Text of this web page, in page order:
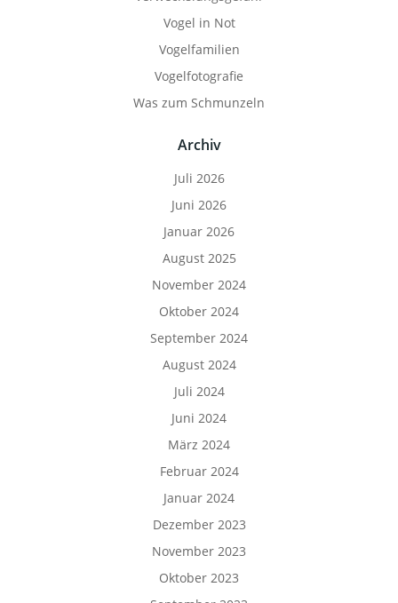
Vogel in Not
Vogelfamilien
Vogelfotografie
Was zum Schmunzeln
Archiv
Juli 2026
Juni 2026
Januar 2026
August 2025
November 2024
Oktober 2024
September 2024
August 2024
Juli 2024
Juni 2024
März 2024
Februar 2024
Januar 2024
Dezember 2023
November 2023
Oktober 2023